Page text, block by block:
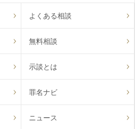
よくある相談
無料相談
示談とは
罪名ナビ
ニュース